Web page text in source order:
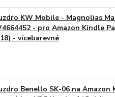
KW Mobile - Magnolias
- pro Amazon Kindle
- vícebarevné
Benello SK-06 na Amazon